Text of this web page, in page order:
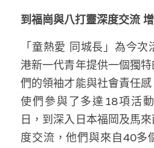
馮煒光專欄
趙處機專欄
KOL 精選
大衛sir專欄
曾子晴 - 晴深直說
到福崗與八打靈深度交流
「童熱愛 同城長」為今
港新一代青年提供一個獨
們的領袖才能與社會責任
使們參與了多達18項活
日，到深入日本福岡及馬
度交流，他們與來自40多